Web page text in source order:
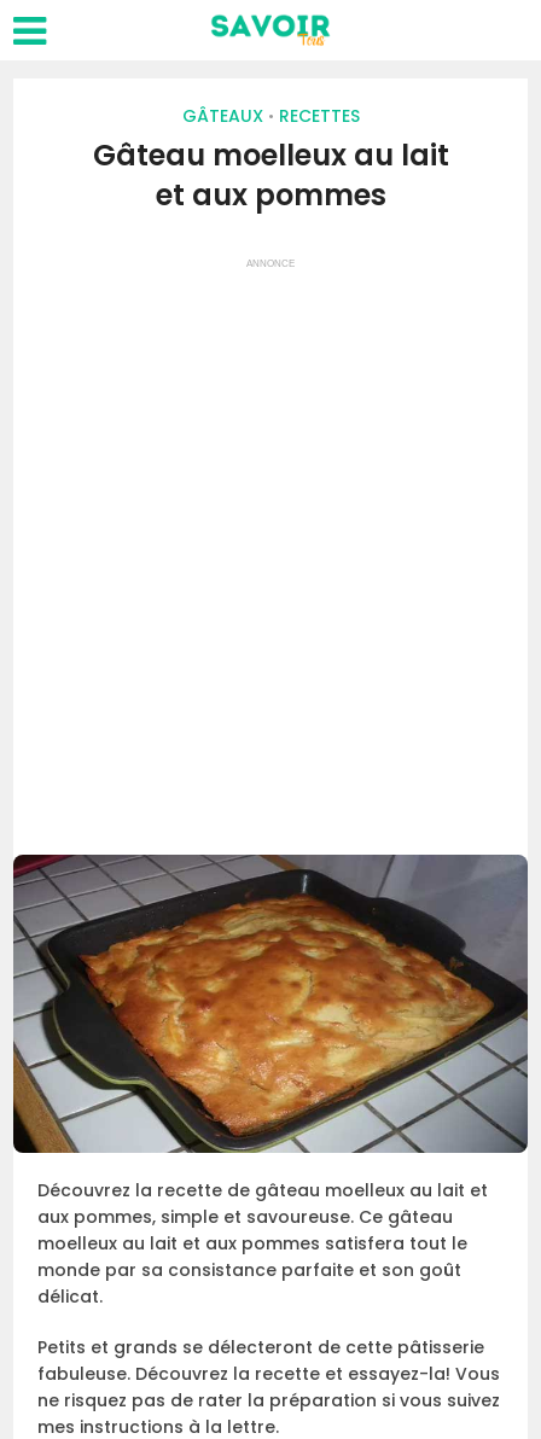
GÂTEAUX • RECETTES
Gâteau moelleux au lait
et aux pommes
ANNONCE
Découvrez la recette de gâteau moelleux au lait et
aux pommes, simple et savoureuse. Ce gâteau
moelleux au lait et aux pommes satisfera tout le
monde par sa consistance parfaite et son goût
délicat.
Petits et grands se délecteront de cette pâtisserie
fabuleuse. Découvrez la recette et essayez-la! Vous
ne risquez pas de rater la préparation si vous suivez
mes instructions à la lettre.